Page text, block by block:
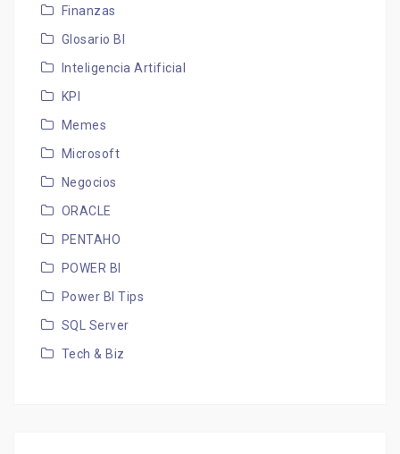
Finanzas
Glosario BI
Inteligencia Artificial
KPI
Memes
Microsoft
Negocios
ORACLE
PENTAHO
POWER BI
Power BI Tips
SQL Server
Tech & Biz